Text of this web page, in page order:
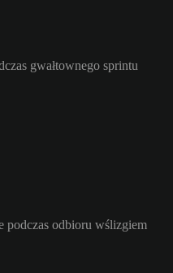
gwałtownego sprintu
podczas odbioru wślizgiem